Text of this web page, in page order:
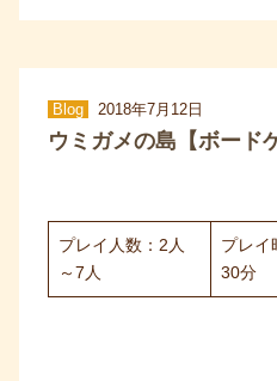
Blog 2018年7月12日
ウミガメの島【ボード
プレイ人数：2人
～7人
プレイ
30分